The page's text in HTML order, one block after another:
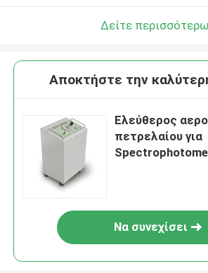
Δείτε
Αποκτήστε την
Ελεύθερος
πετρελαίου για
Να συνεχίσει